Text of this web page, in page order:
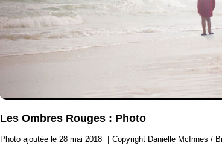
Les Ombres Rouges : Photo
Photo ajoutée le 28 mai 2018
Copyright Danielle McInnes /